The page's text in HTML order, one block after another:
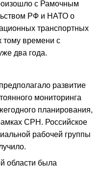
с Рамочным
РФ и НАТО о
транспортных
тому времени с
два года.
развитие
мониторинга
планирования,
СРН. Российское
рабочей группы
области была